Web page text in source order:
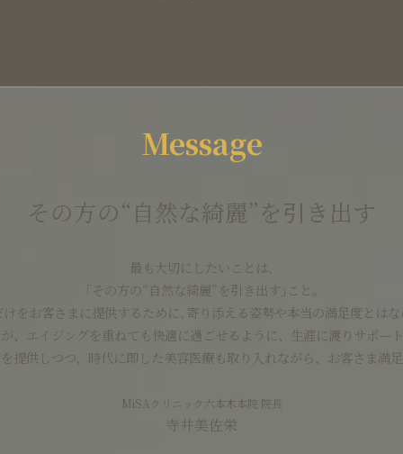
Message
その方の“自然な綺麗”を引き出す
最も大切にしたいことは､
｢その方の“自然な綺麗”を引き出す｣こと｡
をお客さまに提供するために､寄り添える姿勢や本当の満足度とは
、エイジングを重ねても快適に過ごせるように、生涯に渡りサポー
提供しつつ、時代に即した美容医療も取り入れながら、お客さま満
MiSAクリニック六本木本院 院⻑
寺井美佐栄